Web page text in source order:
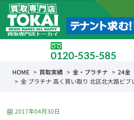
0120-535-585
HOME 買取実績 金・プラチナ
24金
金 プラチナ 高く買い取り 北区北大路ビブ
2017年04月30日